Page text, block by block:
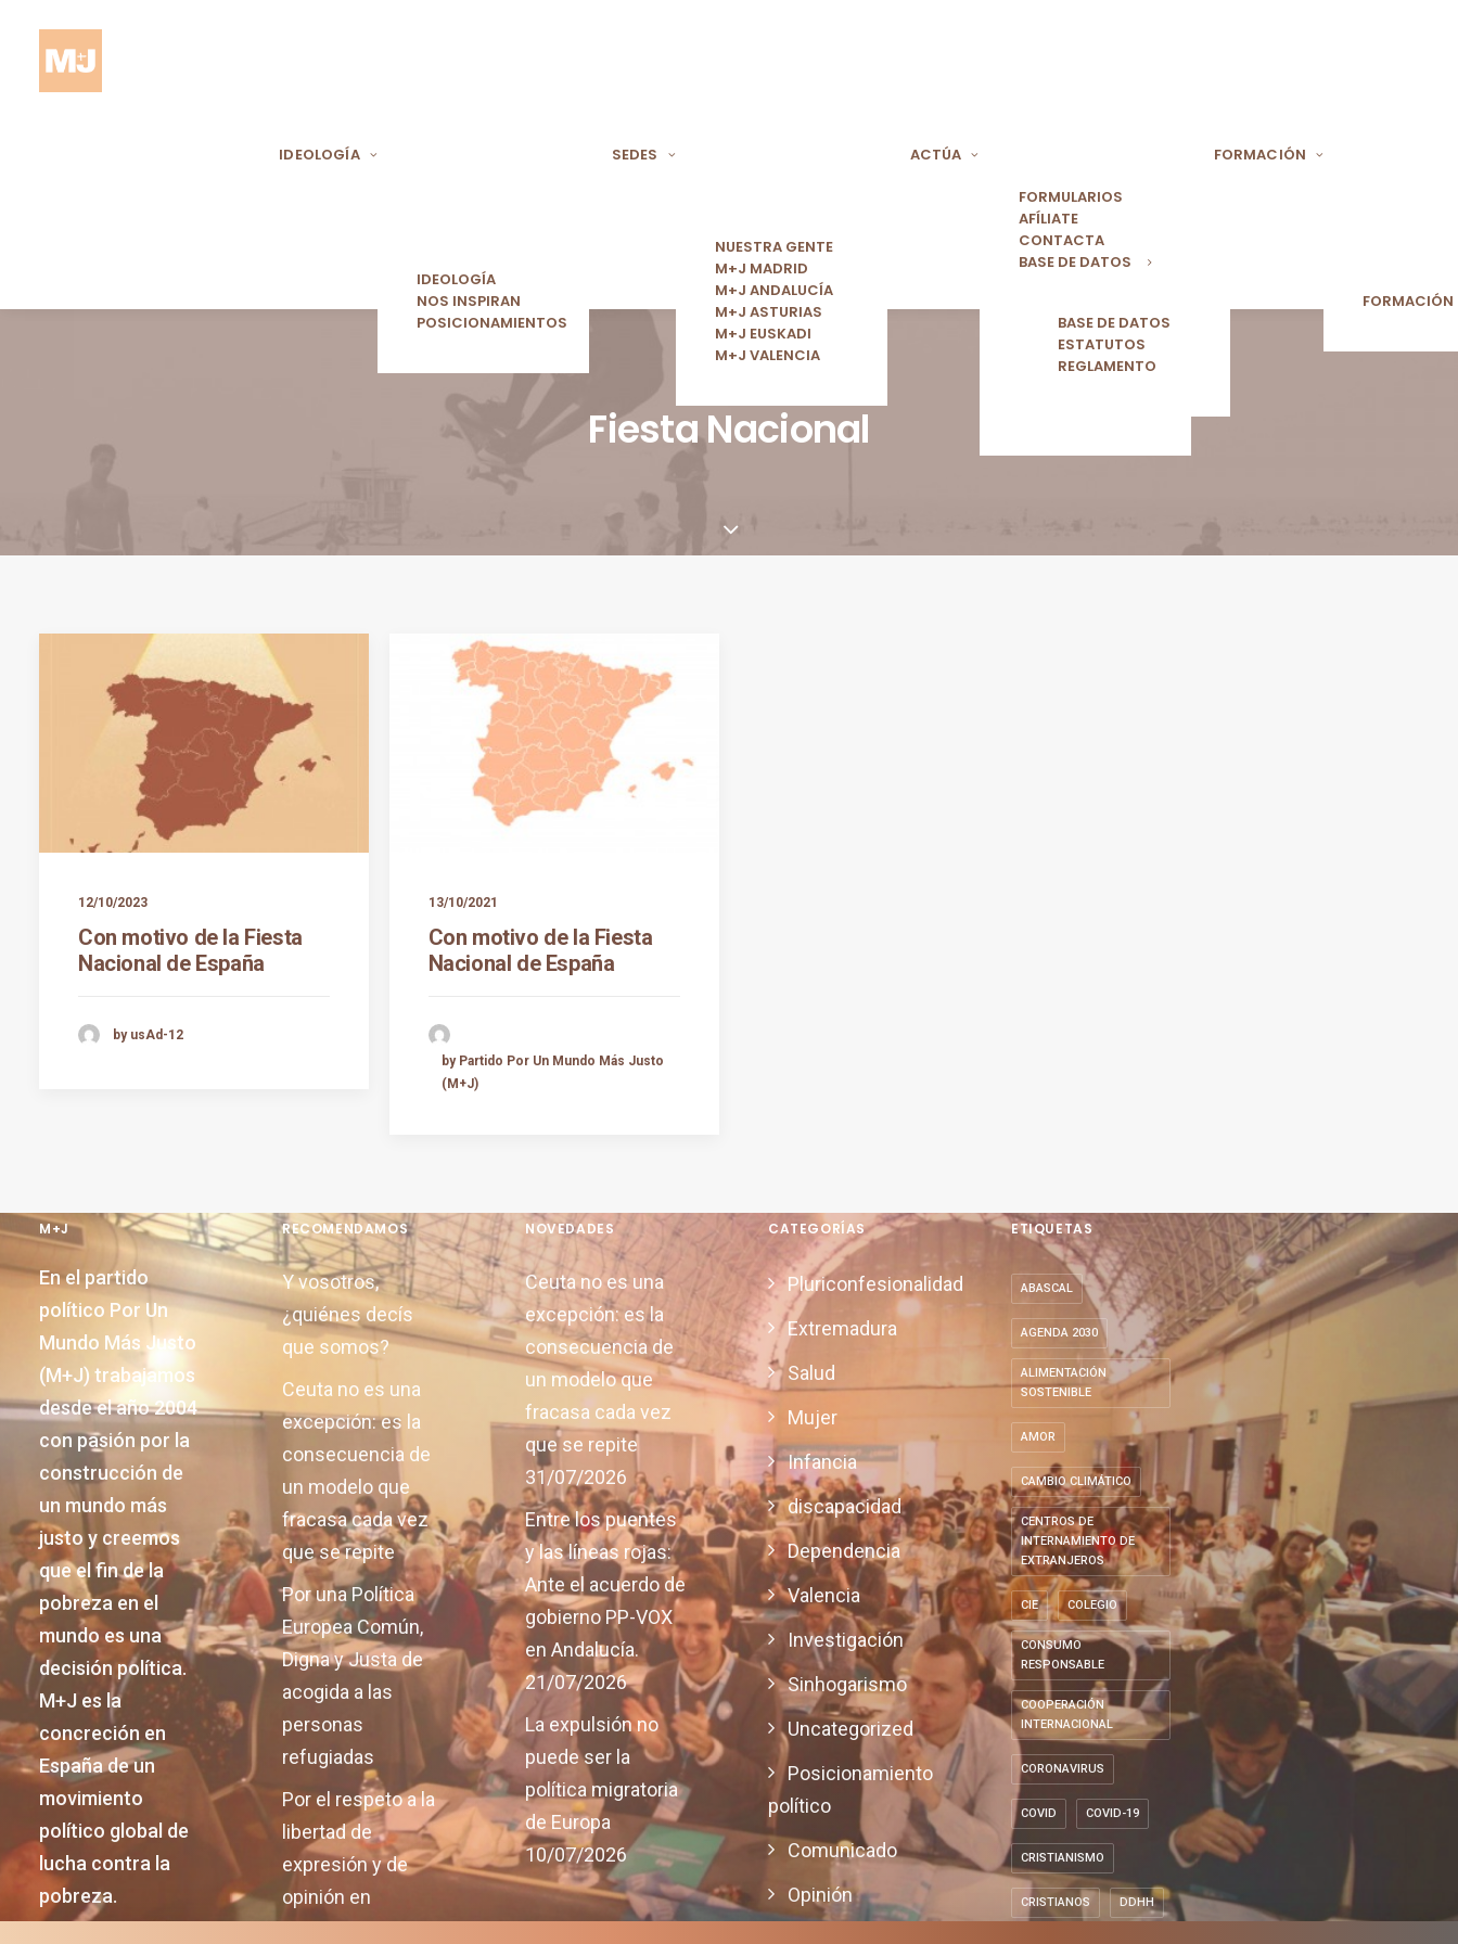
IDEOLOGÍA
IDEOLOGÍA
NOS INSPIRAN
POSICIONAMIENTOS
SEDES
NUESTRA GENTE
M+J MADRID
M+J ANDALUCÍA
M+J ASTURIAS
M+J EUSKADI
M+J VALENCIA
ACTÚA
FORMULARIOS
AFÍLIATE
CONTACTA
BASE DE DATOS
BASE DE DATOS
ESTATUTOS
REGLAMENTO
FORMACIÓN
FORMACIÓN
Fiesta Nacional
12/10/2023
Con motivo de la Fiesta
Nacional de España
by usAd-12
13/10/2021
Con motivo de la Fiesta
Nacional de España
by Partido Por Un Mundo Más Justo
(M+J)
M+J
En el partido
político Por Un
Mundo Más Justo
(M+J) trabajamos
desde el año 2004
con pasión por la
construcción de
un mundo más
justo y creemos
que el fin de la
pobreza en el
mundo es una
decisión política.
M+J es la
concreción en
España de un
movimiento
político global de
lucha contra la
pobreza.
RECOMENDAMOS
Y vosotros,
¿quiénes decís
que somos?
Ceuta no es una
excepción: es la
consecuencia de
un modelo que
fracasa cada vez
que se repite
Por una Política
Europea Común,
Digna y Justa de
acogida a las
personas
refugiadas
Por el respeto a la
libertad de
expresión y de
opinión en
NOVEDADES
Ceuta no es una
excepción: es la
consecuencia de
un modelo que
fracasa cada vez
que se repite
31/07/2026
Entre los puentes
y las líneas rojas:
Ante el acuerdo de
gobierno PP-VOX
en Andalucía.
21/07/2026
La expulsión no
puede ser la
política migratoria
de Europa
10/07/2026
CATEGORÍAS
Pluriconfesionalidad
Extremadura
Salud
Mujer
Infancia
discapacidad
Dependencia
Valencia
Investigación
Sinhogarismo
Uncategorized
Posicionamiento
político
Comunicado
Opinión
ETIQUETAS
ABASCAL
AGENDA 2030
ALIMENTACIÓN
SOSTENIBLE
AMOR
CAMBIO CLIMÁTICO
CENTROS DE
INTERNAMIENTO DE
EXTRANJEROS
CIE COLEGIO
CONSUMO
RESPONSABLE
COOPERACIÓN
INTERNACIONAL
CORONAVIRUS
COVID COVID-19
CRISTIANISMO
CRISTIANOS DDHH